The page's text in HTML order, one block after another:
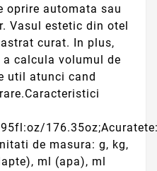
oprire automata sau
Vasul estetic din otel
curat. In plus,
calcula volumul de
util atunci cand
de masura: g, kg,
ml (apa), ml